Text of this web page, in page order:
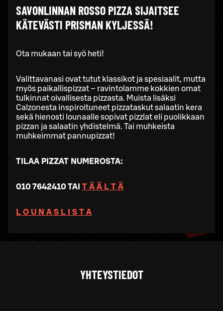
SAVONLINNAN ROSSO PIZZA SIJAITSEE
KÄTEVÄSTI PRISMAN KYLJESSÄ!
Ota mukaan tai syö heti!
Valittavanasi ovat tutut klassikot ja spesiaalit, mutta
myös paikallispizzat – ravintolamme kokkien omat
tulkinnat oivallisesta pizzasta. Muista lisäksi
Calzonesta inspiroituneet pizzataskut salaatin kera
sekä hienosti lounaalle sopivat pizzlat eli puolikkaan
pizzan ja salaatin yhdistelmä. Tai muhkeista
muhkeimmat pannupizzat!
TILAA PIZZAT NUMEROSTA:
010 7642410 TAI T Ä Ä L T Ä
L O U N A S L I S T A
YHTEYSTIEDOT